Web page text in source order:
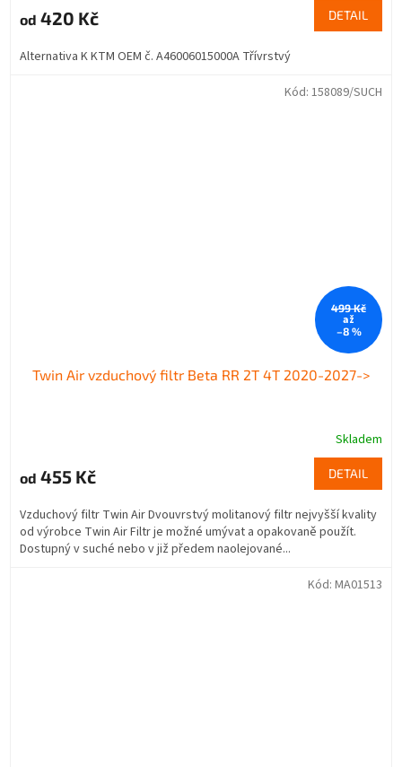
od 420 Kč DETAIL
Alternativa K KTM OEM č. A46006015000A Třívrstvý
499 Kč
až
–8 %
Twin Air vzduchový filtr Beta RR 2T 4T 2020-2027->
Skladem
od 455 Kč DETAIL
Vzduchový filtr Twin Air Dvouvrstvý molitanový filtr nejvyšší kvality
od výrobce Twin Air Filtr je možné umývat a opakovaně použít.
Dostupný v suché nebo v již předem naolejované...
Kód: 158089/SUCH
Kód: MA01513